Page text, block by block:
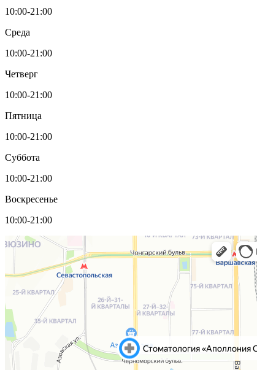
10:00-21:00
Среда
10:00-21:00
Четверг
10:00-21:00
Пятница
10:00-21:00
Суббота
10:00-21:00
Воскресенье
10:00-21:00